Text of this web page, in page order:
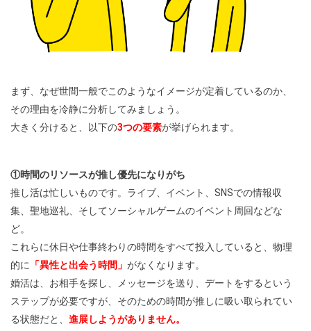
まず、なぜ世間一般でこのようなイメージが定着しているのか、
その理由を冷静に分析してみましょう。
大きく分けると、以下の3つの要素が挙げられます。
①時間のリソースが推し優先になりがち
推し活は忙しいものです。ライブ、イベント、SNSでの情報収
集、聖地巡礼、そしてソーシャルゲームのイベント周回などな
ど。
これらに休日や仕事終わりの時間をすべて投入していると、物理
的に 「異性と出会う時間」 がなくなります。
婚活は、お相手を探し、メッセージを送り、デートをするという
ステップが必要ですが、そのための時間が推しに吸い取られてい
る状態だと、 進展しようがありません。